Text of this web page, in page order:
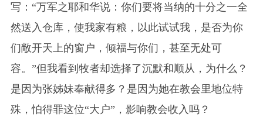
写：“万军之耶和华说：你们要将当纳的十分之一全
然送入仓库，使我家有粮，以此试试我，是否为你
们敞开天上的窗户，倾福与你们，甚至无处可
容。”但我看到牧者却选择了沉默和顺从，为什么？
是因为张姊妹奉献得多？是因为她在教会里地位特
殊，怕得罪这位“大户”，影响教会收入吗？